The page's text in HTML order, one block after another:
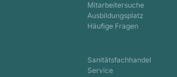
Mitarbeitersuche
Ausbildungsplatz
Häufige Fragen
Sanitätsfachhandel
Service